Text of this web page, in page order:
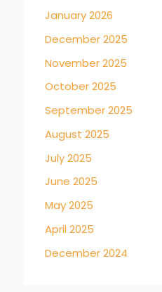
January 2026
December 2025
November 2025
October 2025
September 2025
August 2025
July 2025
June 2025
May 2025
April 2025
December 2024